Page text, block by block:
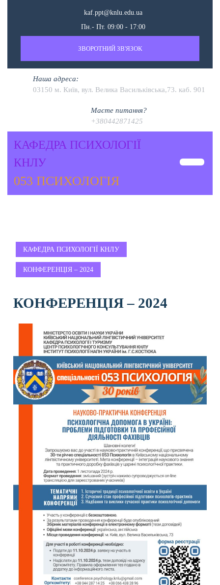
kaf.ppt@knlu.edu.ua
Пн.- Пт. 09:00 - 17:00
ЗВОРОТНИЙ ЗВ'ЯЗОК
Наша адреса:
03150 м. Київ, вул. Велика Васильківська,73. каб. 901
Маєте питання?
+380442871425
КАФЕДРА ПСИХОЛОГІЇ
КНЛУ
053 ПСИХОЛОГІЯ
КАФЕДРА ПСИХОЛОГІЇ КНЛУ
КОНФЕРЕНЦІЯ – 2024
КОНФЕРЕНЦІЯ – 2024